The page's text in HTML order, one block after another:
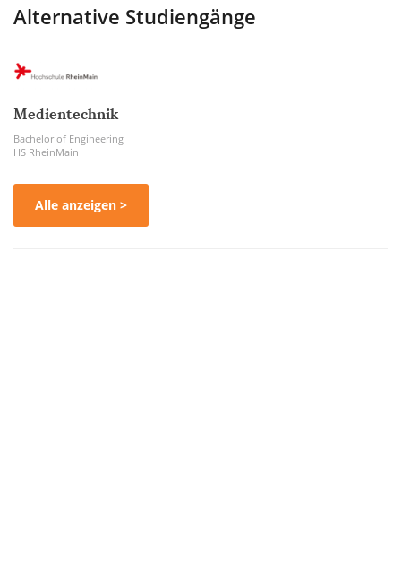
Alternative Studiengänge
Medientechnik
Bachelor of Engineering
HS RheinMain
Alle anzeigen >